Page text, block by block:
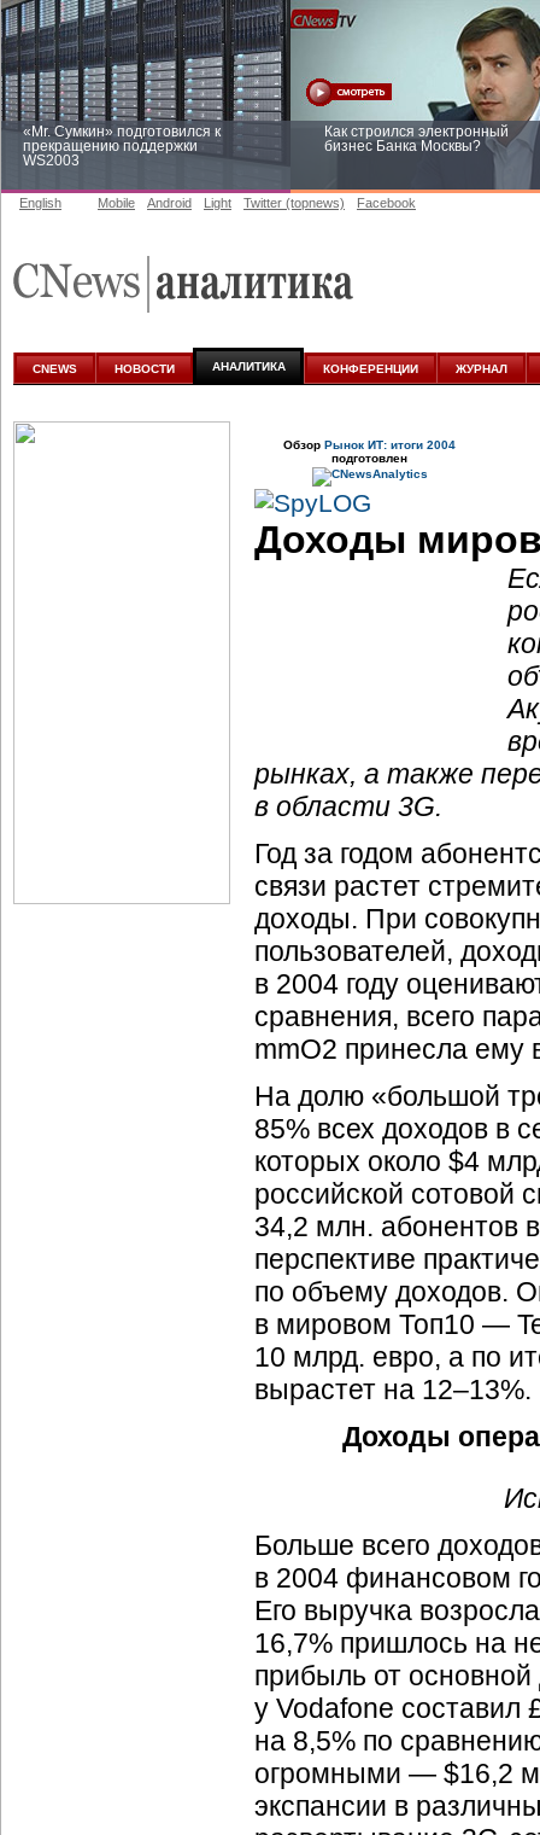
«Mr. Сумкин» подготовился к
прекращению поддержки
WS2003
Как строился электронный
бизнес Банка Москвы?
аналитике
English Mobile Android Light Twitter (topnews) Facebook
CNEWS НОВОСТИ АНАЛИТИКА КОНФЕРЕНЦИИ ЖУРНАЛ
Обзор Рынок ИТ: итоги 2004
подготовлен
Доходы
рынках, а также
в области 3G.
Год за годом
связи растет
доходы. При
пользователей,
в 2004 году
сравнения, всего
mmO2 принесла ему
На долю «большой
85% всех доходов в
которых около $4
российской сотовой
34,2 млн. абонентов
перспективе
по объему доходов.
в мировом Топ10 —
10 млрд. евро, а по
вырастет на 12–13%.
Доходы
Больше всего
в 2004 финансовом
Его выручка
16,7% пришлось на
прибыль от основной
у Vodafone составил
на 8,5% по
огромными — $16,2
экспансии в